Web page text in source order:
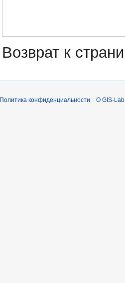
Возврат к
Политика конфиденциальности О GIS-Lab